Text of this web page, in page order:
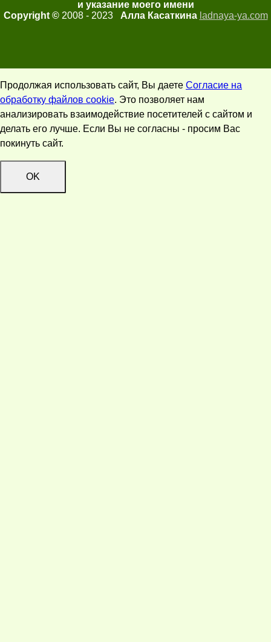
и указание моего имени
Copyright ©2008 - 2023 Алла Касаткина ladnaya-ya.com
Продолжая использовать сайт, Вы даете Согласие на
обработку файлов cookie. Это позволяет нам
анализировать взаимодействие посетителей с сайтом и
делать его лучше. Если Вы не согласны - просим Вас
покинуть сайт.
OK